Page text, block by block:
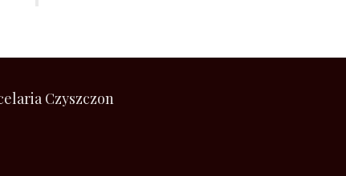
Czyszczon